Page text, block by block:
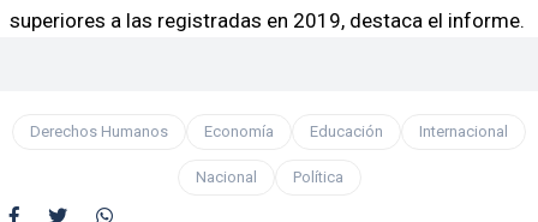
superiores a las registradas en 2019, destaca el informe.
Derechos Humanos Economía Educación Internacional
Nacional Política